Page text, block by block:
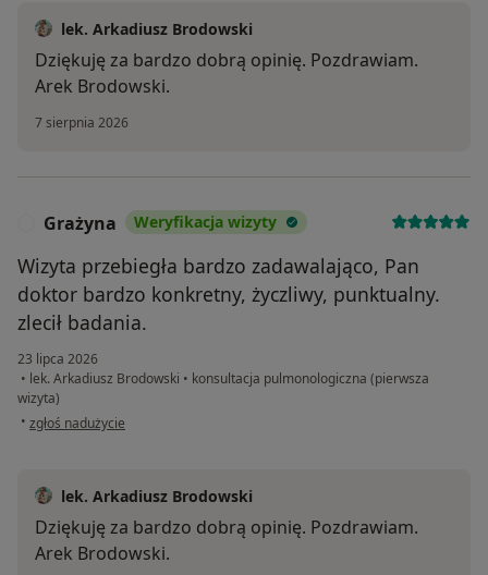
lek. Arkadiusz Brodowski
Dziękuję za bardzo dobrą opinię. Pozdrawiam.
Arek Brodowski.
7 sierpnia 2026
Grażyna Weryfikacja wizyty
Wizyta przebiegła bardzo zadawalająco, Pan
doktor bardzo konkretny, życzliwy, punktualny.
zlecił badania.
23 lipca 2026
• lek. Arkadiusz Brodowski • konsultacja pulmonologiczna (pierwsza
wizyta)
• w opinii użytkownika Grażyna
zgłoś nadużycie
lek. Arkadiusz Brodowski
Dziękuję za bardzo dobrą opinię. Pozdrawiam.
Arek Brodowski.